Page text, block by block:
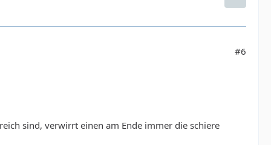
#6
sind, verwirrt einen am Ende immer die schiere